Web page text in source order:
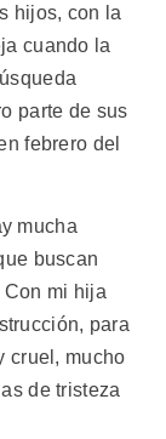
hijos, con la
cuando la
parte de sus
febrero del
mucha
buscan
mi hija
para
cruel, mucho
de tristeza